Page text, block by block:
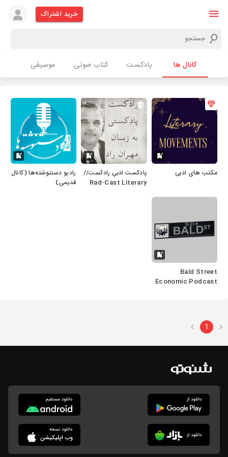
خرید اشتراک
کانال ها پادکست کتاب صوتی موسیقی
مکتب های ادبی
پادکست ادبیِ رادکست//
Rad-Cast Literary
رادیو دستنوشته‌ها (کانال
قدیمی)
Bald Street
Economic Podcast
1